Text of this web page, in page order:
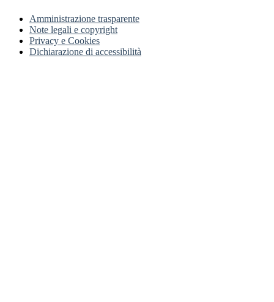
Amministrazione trasparente
Note legali e copyright
Privacy e Cookies
Dichiarazione di accessibilità